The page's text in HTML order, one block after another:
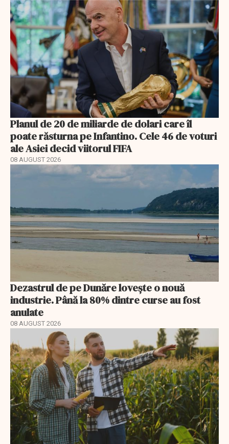
Planul de 20 de miliarde de dolari care îl
poate răsturna pe Infantino. Cele 46 de voturi
ale Asiei decid viitorul FIFA
08 AUGUST 2026
Dezastrul de pe Dunăre lovește o nouă
industrie. Până la 80% dintre curse au fost
anulate
08 AUGUST 2026